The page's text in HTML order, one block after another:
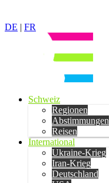
DE | FR
Schweiz
Regionen
Abstimmungen
Reisen
International
Ukraine-Krieg
Iran-Krieg
Deutschland